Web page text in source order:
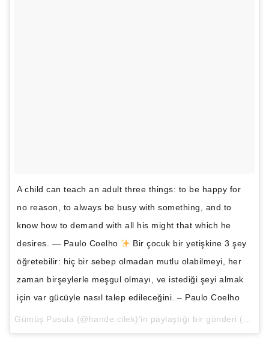
A child can teach an adult three things: to be happy for
no reason, to always be busy with something, and to
know how to demand with all his might that which he
desires. ― Paulo Coelho
Bir çocuk bir yetişkine 3 şey
öğretebilir: hiç bir sebep olmadan mutlu olabilmeyi, her
zaman birşeylerle meşgul olmayı, ve istediği şeyi almak
için var gücüyle nasıl talep edileceğini. – Paulo Coelho
Gümüş Pusula (@hande.cilek)’in paylaştığı bir gönderi ( Oca